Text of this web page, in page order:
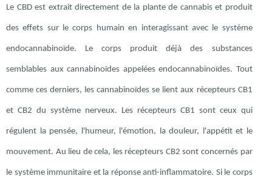
Le CBD est extrait directement de la plante de cannabis et produit
des effets sur le corps humain en interagissant avec le système
endocannabinoïde. Le corps produit déjà des substances
semblables aux cannabinoïdes appelées endocannabinoïdes. Tout
comme ces derniers, les cannabinoïdes se lient aux récepteurs CB1
et CB2 du système nerveux. Les récepteurs CB1 sont ceux qui
régulent la pensée, l'humeur, l'émotion, la douleur, l'appétit et le
mouvement. Au lieu de cela, les récepteurs CB2 sont concernés par
le système immunitaire et la réponse anti-inflammatoire. Si le corps